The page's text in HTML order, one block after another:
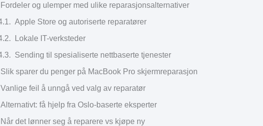
Fordeler og ulemper med ulike reparasjonsalternativer
Apple Store og autoriserte reparatører
Lokale IT-verksteder
Sending til spesialiserte nettbaserte tjenester
Slik sparer du penger på MacBook Pro skjermreparasjon
Vanlige feil å unngå ved valg av reparatør
Alternativt: få hjelp fra Oslo-baserte eksperter
Når det lønner seg å reparere vs kjøpe ny